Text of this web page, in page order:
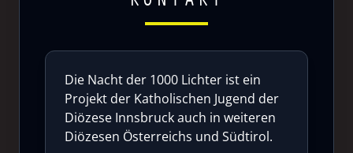
Die Nacht der 1000 Lichter ist ein
Projekt der Katholischen Jugend der
Diözese Innsbruck auch in weiteren
Diözesen Österreichs und Südtirol.